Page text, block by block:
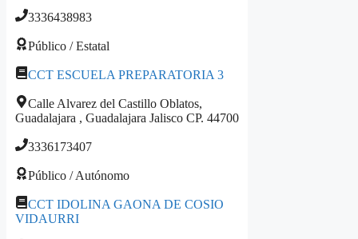
3336438983
Público / Estatal
CCT ESCUELA PREPARATORIA 3
Calle Alvarez del Castillo Oblatos,
Guadalajara , Guadalajara Jalisco CP. 44700
3336173407
Público / Autónomo
CCT IDOLINA GAONA DE COSIO
VIDAURRI